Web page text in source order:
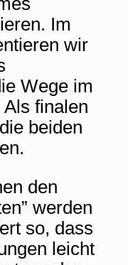
Im
wir
Wege im
finalen
beiden
den
werden
so, dass
leicht